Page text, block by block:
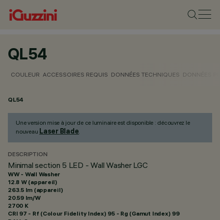
QL54
COULEUR ACCESSOIRES REQUIS DONNÉES TECHNIQUES DONNÉES
QL54
Une version mise à jour de ce luminaire est disponible : découvrez le
nouveau Laser Blade.
DESCRIPTION
Minimal section 5 LED - Wall Washer LGC
WW - Wall Washer
12.8 W (appareil)
263.5 lm (appareil)
20.59 lm/W
2700 K
CRI 97 - Rf (Colour Fidelity Index) 95 - Rg (Gamut Index) 99